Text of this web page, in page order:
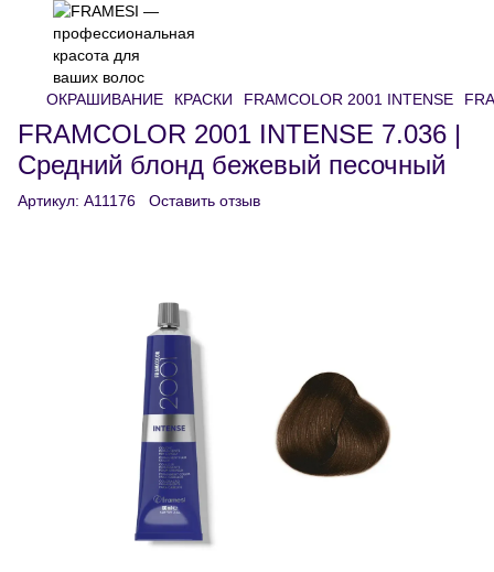
ОКРАШИВАНИЕ КРАСКИ FRAMCOLOR 2001 INTENSE
FRAMCOLOR 2001 INTENSE 7.036 |
Средний блонд бежевый песочный
Артикул: A11176 Оставить отзыв